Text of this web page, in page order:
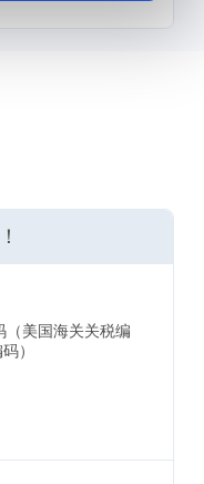
（美国海关关税编
）